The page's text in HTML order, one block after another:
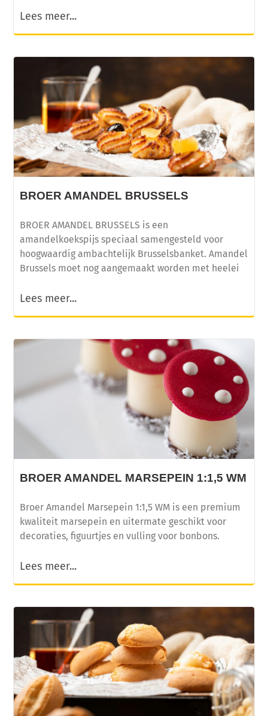
Lees meer...
BROER AMANDEL BRUSSELS
BROER AMANDEL BRUSSELS is een
amandelkoekspijs speciaal samengesteld voor
hoogwaardig ambachtelijk Brusselsbanket. Amandel
Brussels moet nog aangemaakt worden met heelei
Lees meer...
BROER AMANDEL MARSEPEIN 1:1,5 WM
Broer Amandel Marsepein 1:1,5 WM is een premium
kwaliteit marsepein en uitermate geschikt voor
decoraties, figuurtjes en vulling voor bonbons.
Lees meer...